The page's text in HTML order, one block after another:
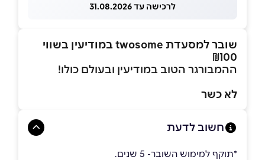
לרכישה עד 31.08.2026
שובר למסעדת twosome במודיעין בשווי
₪100
ההמבורגר הטוב במודיעין ובעולם כולו!
לא כשר
חשוב לדעת
*תוקף למימוש השובר- 5 שנים.